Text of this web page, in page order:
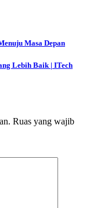
Masa Depan
Lebih Baik | ITech
Ruas yang wajib